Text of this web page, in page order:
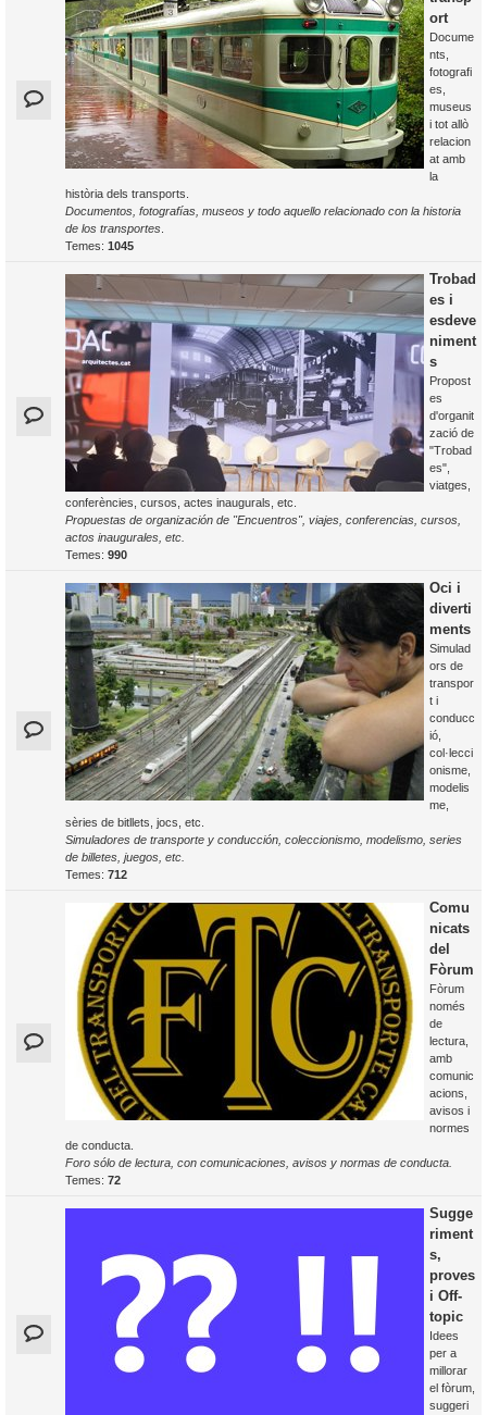
ort
Docume
nts,
fotografi
es,
museus
i tot allò
relacion
at amb
la
història dels transports.
Documentos, fotografías, museos y todo aquello relacionado con la historia
de los transportes
Temes: 1045
Trobad
es i
esdeve
niment
s
Propost
es
d'organit
zació de
"Trobad
es",
viatges,
conferències, cursos, actes inaugurals, etc.
Propuestas de organización de "Encuentros", viajes, conferencias, cursos,
actos inaugurales, etc.
Temes: 990
Oci i
diverti
ments
Simulad
ors de
transpor
t i
conducc
ió,
col·lecci
onisme,
modelis
me,
sèries de bitllets, jocs, etc.
Simuladores de transporte y conducción, coleccionismo, modelismo, series
de billetes, juegos, etc.
Temes: 712
Comu
nicats
del
Fòrum
Fòrum
només
de
lectura,
amb
comunic
acions,
avisos i
normes
de conducta.
Foro sólo de lectura, con comunicaciones, avisos y normas de conducta.
Temes: 72
Sugge
riment
s,
proves
i Off-
topic
Idees
per a
millorar
el fòrum,
suggeri